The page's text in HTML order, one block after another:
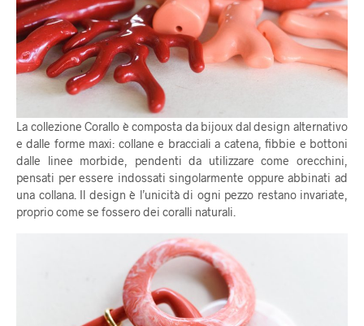
La collezione Corallo è composta da bijoux dal design alternativo
e dalle forme maxi: collane e bracciali a catena, fibbie e bottoni
dalle linee morbide, pendenti da utilizzare come orecchini,
pensati per essere indossati singolarmente oppure abbinati ad
una collana. Il design è l’unicità di ogni pezzo restano invariate,
proprio come se fossero dei coralli naturali.